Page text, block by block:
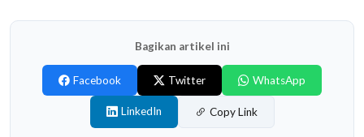
Bagikan artikel ini
Facebook Twitter WhatsApp
LinkedIn Copy Link